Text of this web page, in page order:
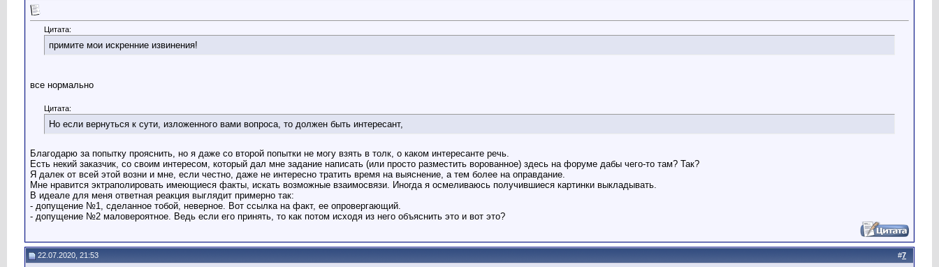
Цитата:
примите мои искренние извинения!
все нормально
Цитата:
Но если вернуться к сути, изложенного вами вопроса, то должен быть интересант,
Благодарю за попытку прояснить, но я даже со второй попытки не могу взять в толк, о каком интересанте речь.
Есть некий заказчик, со своим интересом, который дал мне задание написать (или просто разместить ворованное) здесь на форуме дабы чего-то там? Так?
Я далек от всей этой возни и мне, если честно, даже не интересно тратить время на выяснение, а тем более на оправдание.
Мне нравится эктраполировать имеющиеся факты, искать возможные взаимосвязи. Иногда я осмеливаюсь получившиеся картинки выкладывать.
В идеале для меня ответная реакция выглядит примерно так:
- допущение №1, сделанное тобой, неверное. Вот ссылка на факт, ее опровергающий.
- допущение №2 маловероятное. Ведь если его принять, то как потом исходя из него объяснить это и вот это?
#7
22.07.2020, 21:53